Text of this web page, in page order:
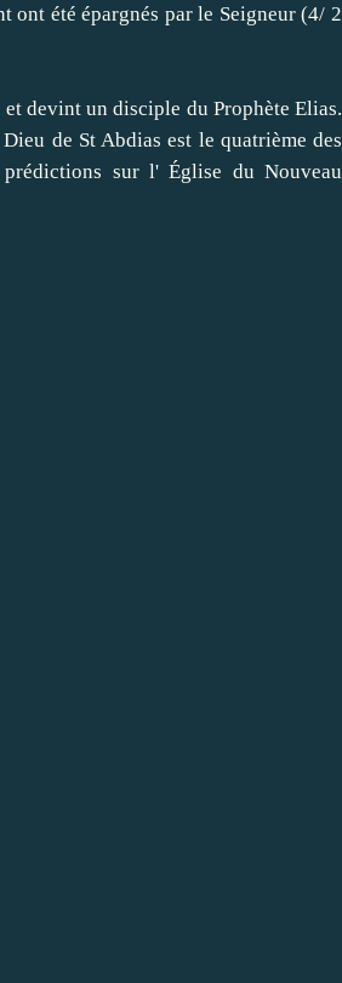
ont été épargnés par le Seigneur (4/ 2
devint un disciple du Prophète Elias.
de St Abdias est le quatrième des
sur l' Église du Nouveau